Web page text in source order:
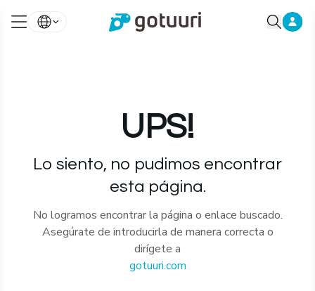
UPS!
Lo siento, no pudimos encontrar
esta página.
No logramos encontrar la página o enlace buscado.
Asegúrate de introducirla de manera correcta o
dirígete a
gotuuri.com